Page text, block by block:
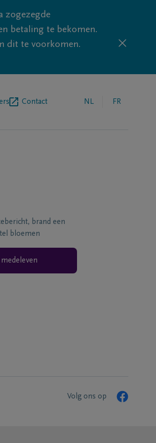
zogezegde
betaling te bekomen.
dit te voorkomen.
Contact NL FR
brand een
bloemen
Volg ons op